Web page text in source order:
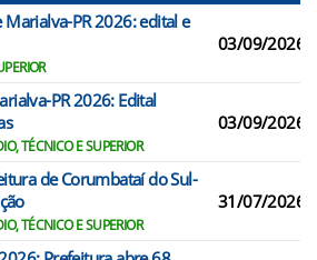
PR 2026: edital e
03/09/2026
PR 2026: Edital
TÉCNICO E SUPERIOR
03/09/2026
de Corumbataí do Sul-
TÉCNICO E SUPERIOR
31/07/2026